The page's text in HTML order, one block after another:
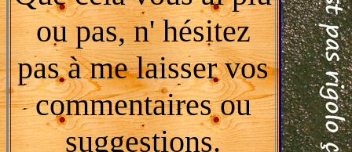
ou pas, n' hésitez
pas à me laisser vos
commentaires ou
suggestions.